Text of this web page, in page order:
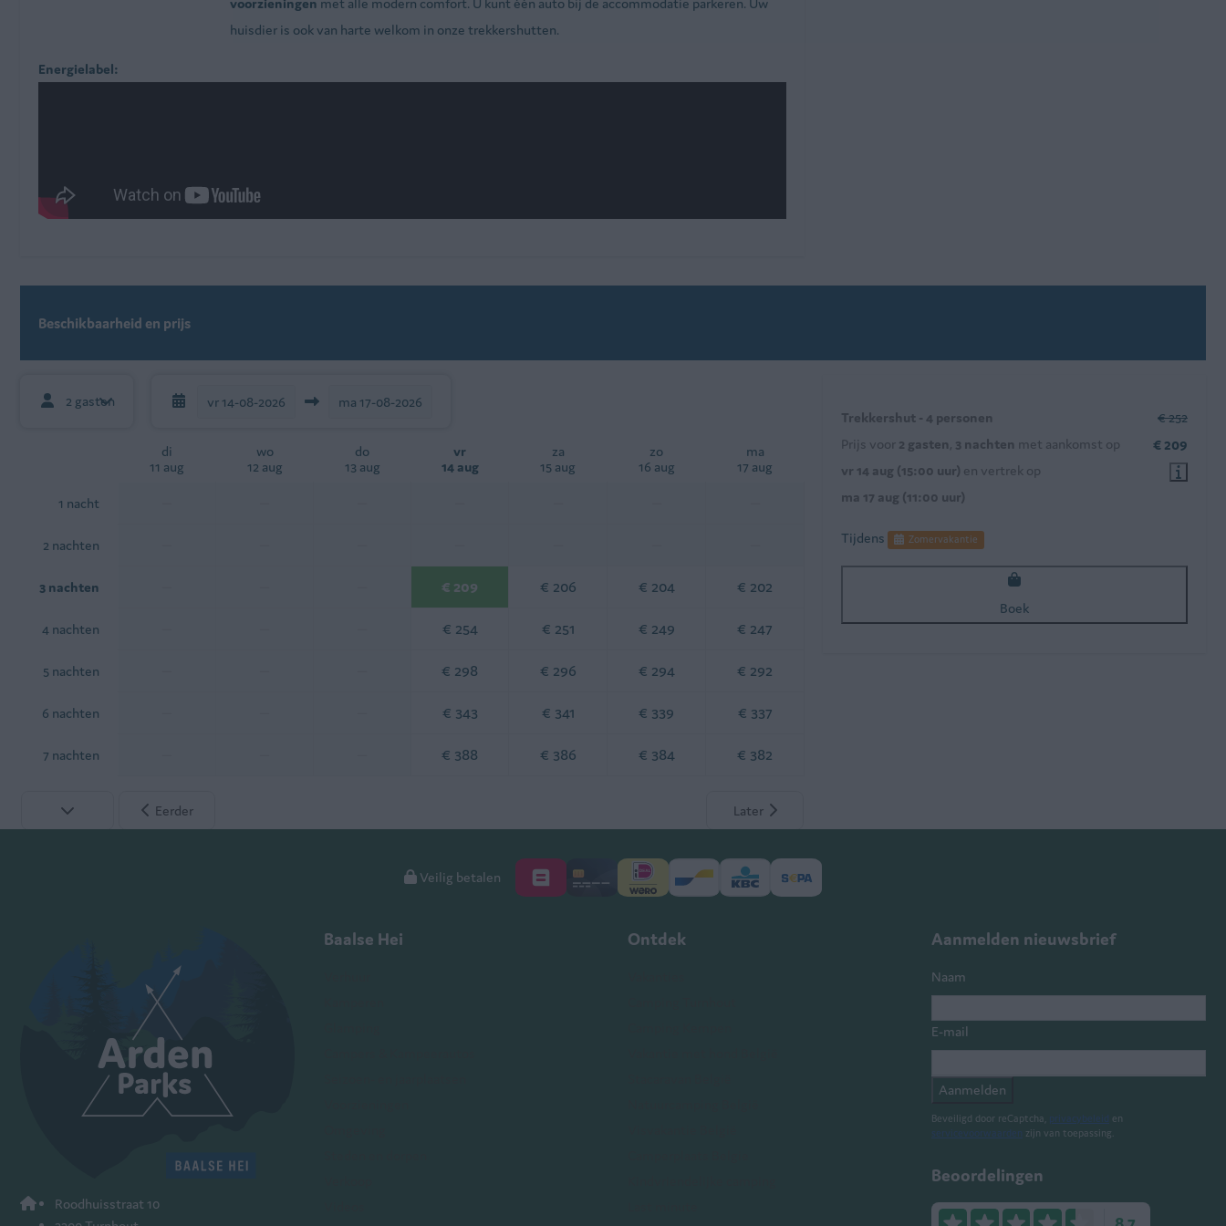
huisdier is ook van harte welkom in onze trekkershutten.
Energielabel:
Beschikbaarheid en prijs
2 gasten vr 14-08-2026 ma 17-08-2026
di
11 aug
wo
12 aug
do
13 aug
vr
14 aug
za
15 aug
zo
16 aug
ma
17 aug
1 nacht
2 nachten
3 nachten € 209 € 206 € 204 € 202
4 nachten € 254 € 251 € 249 € 247
5 nachten € 298 € 296 € 294 € 292
6 nachten € 343 € 341 € 339 € 337
7 nachten € 388 € 386 € 384 € 382
Eerder Later
€ 252
€ 209
Trekkershut - 4 personen
Prijs voor 2 gasten, 3 nachten met aankomst op
vr 14 aug (15:00 uur) en vertrek op
ma 17 aug (11:00 uur)
Tijdens Zomervakantie
Boek
Veilig betalen
Roodhuisstraat 10
Baalse Hei Ontdek Aanmelden nieuwsbrief
Naam
E-mail
Aanmelden
Beveiligd door reCaptcha, privacybeleid en
servicevoorwaarden zijn van toepassing.
Beoordelingen